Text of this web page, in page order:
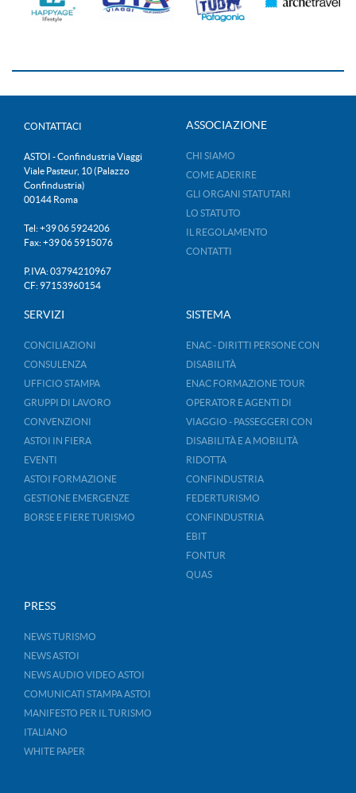
CONTATTACI
ASTOI - Confindustria Viaggi
Viale Pasteur, 10 (Palazzo
Confindustria)
00144 Roma
Tel: +39 06 5924206
Fax: +39 06 5915076
P.IVA: 03794210967
CF: 97153960154
ASSOCIAZIONE
CHI SIAMO
COME ADERIRE
GLI ORGANI STATUTARI
LO STATUTO
IL REGOLAMENTO
CONTATTI
SERVIZI
CONCILIAZIONI
CONSULENZA
UFFICIO STAMPA
GRUPPI DI LAVORO
CONVENZIONI
ASTOI IN FIERA
EVENTI
ASTOI FORMAZIONE
GESTIONE EMERGENZE
BORSE E FIERE TURISMO
SISTEMA
ENAC - DIRITTI PERSONE CON
DISABILITÀ
ENAC FORMAZIONE TOUR
OPERATOR E AGENTI DI
VIAGGIO - PASSEGGERI CON
DISABILITÀ E A MOBILITÀ
RIDOTTA
CONFINDUSTRIA
FEDERTURISMO
CONFINDUSTRIA
EBIT
FONTUR
QUAS
PRESS
NEWS TURISMO
NEWS ASTOI
NEWS AUDIO VIDEO ASTOI
COMUNICATI STAMPA ASTOI
MANIFESTO PER IL TURISMO
ITALIANO
WHITE PAPER